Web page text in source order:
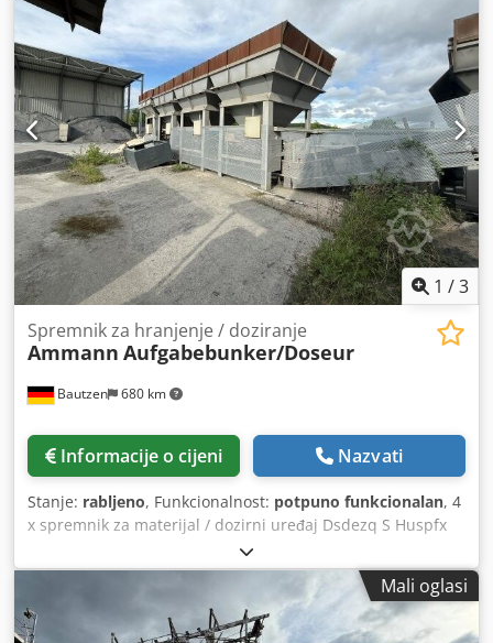
1 /3
Bautzen 680 km
Spremnik za hranjenje / doziranje
Ammann Aufgabebunker/Doseur
Informacije o cijeni Nazvati
Stanje: rabljeno, Funkcionalnost: potpuno funkcionalan, 4
x spremnik za materijal / dozirni uređaj Dsdezq S Huspfx
Acbjck - odvodni transporter - transportni trak / prijenosni
trak - električna instalacija, ako postoji
Mali oglasi